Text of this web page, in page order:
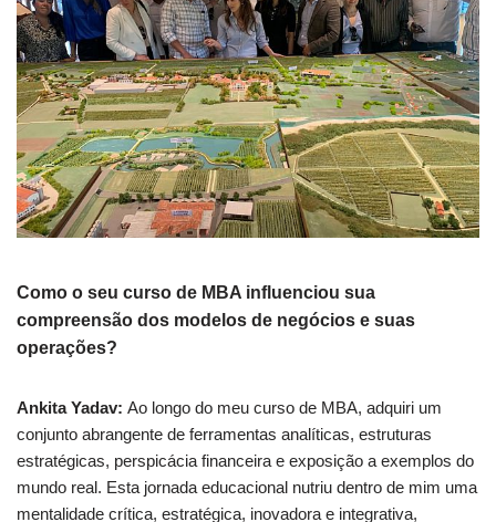
Como o seu curso de MBA influenciou sua
compreensão dos modelos de negócios e suas
operações?
Ankita Yadav: Ao longo do meu curso de MBA, adquiri um
conjunto abrangente de ferramentas analíticas, estruturas
estratégicas, perspicácia financeira e exposição a exemplos do
mundo real. Esta jornada educacional nutriu dentro de mim uma
mentalidade crítica, estratégica, inovadora e integrativa,